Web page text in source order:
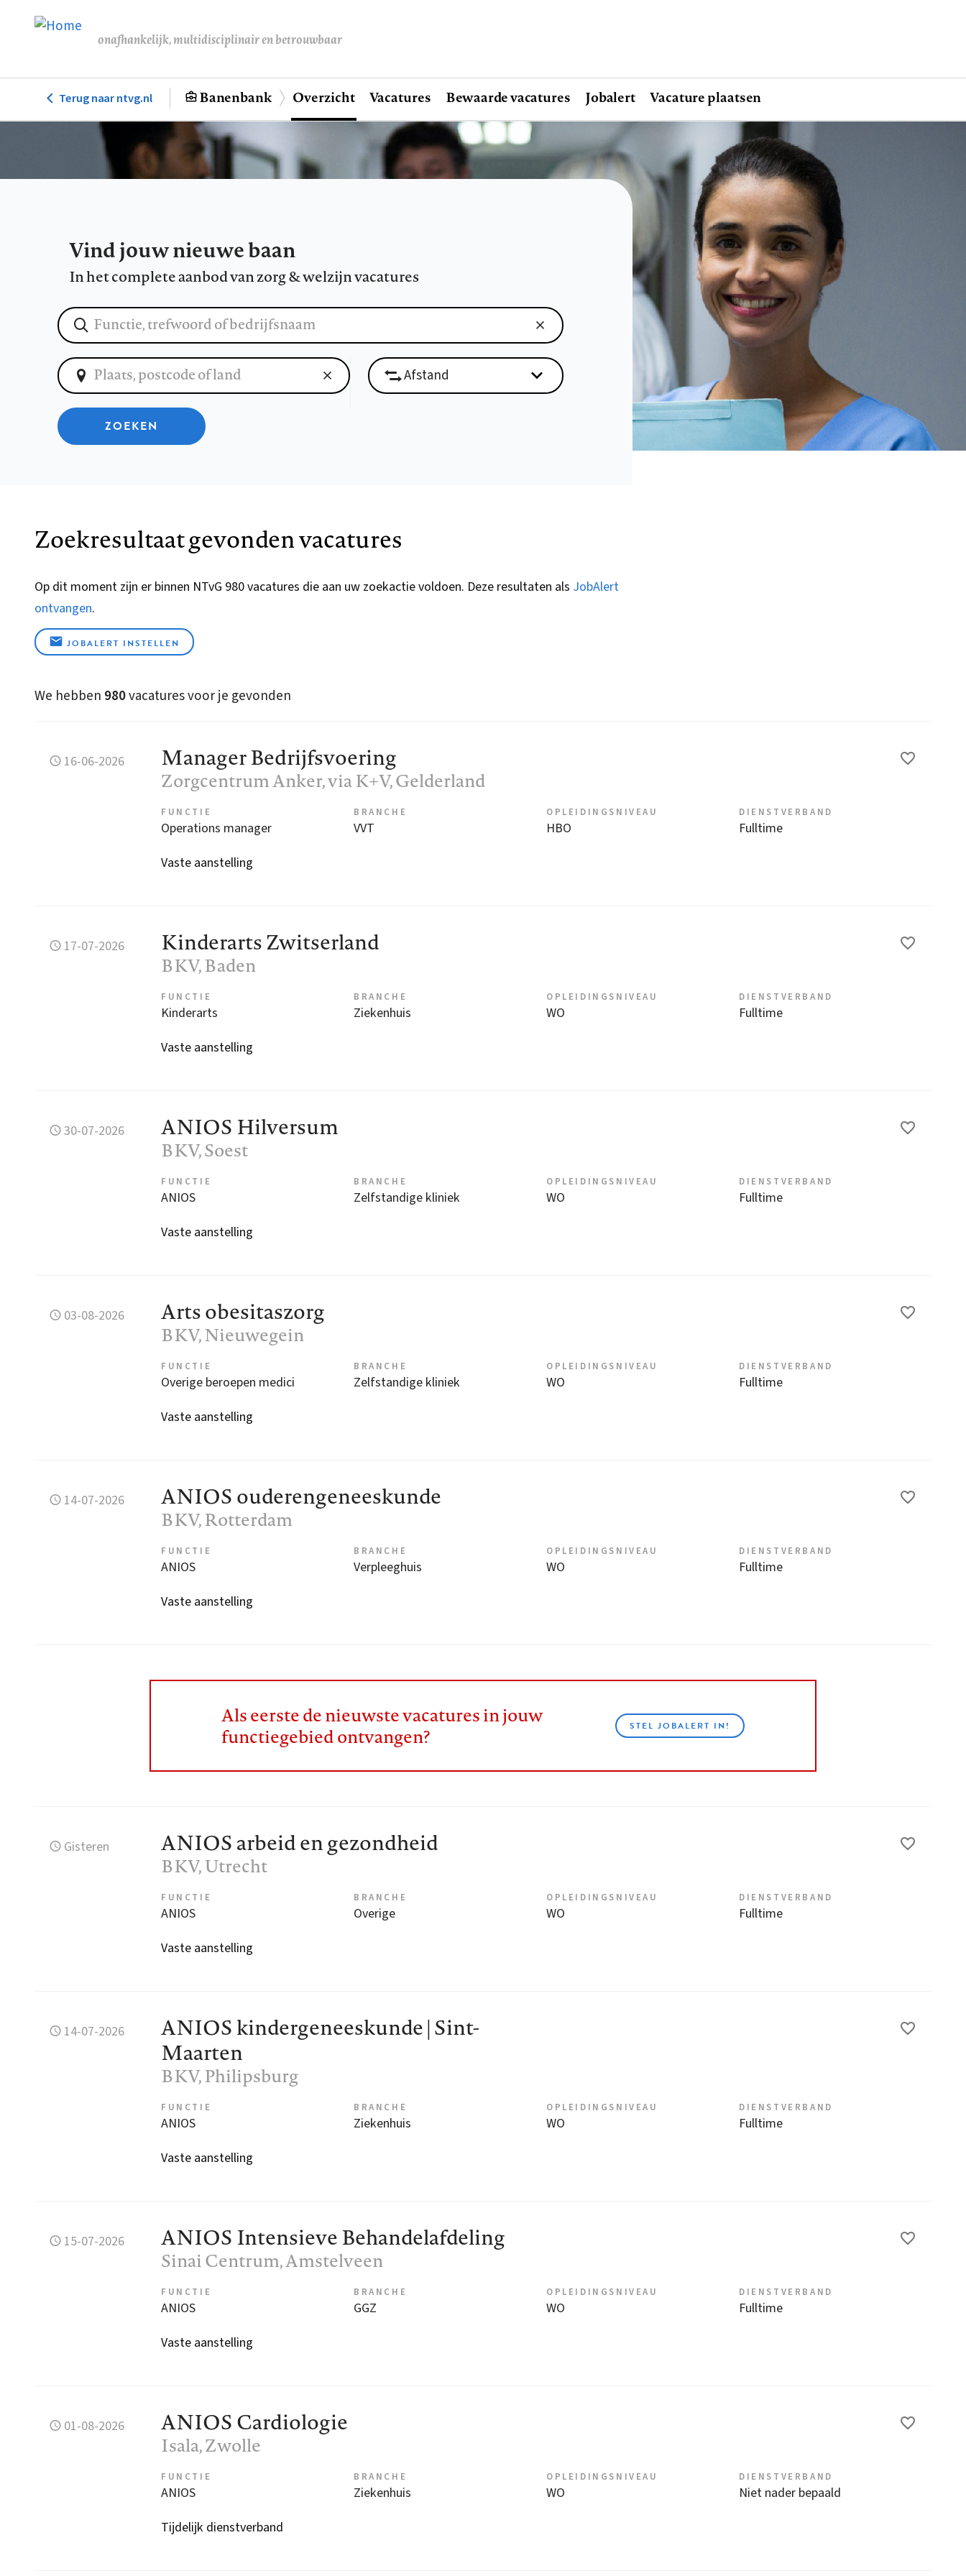
de
onafhankelijk, multidisciplinair en betrouwbaar
Hoofdnavigatie
Terug naar ntvg.nl Banenbank Overzicht Vacatures Bewaarde vacatures Jobalert Vacature plaatsen
Vind jouw nieuwe baan
In het complete aanbod van zorg & welzijn vacatures
ZOEKEN
Zoekresultaat gevonden vacatures
Op dit moment zijn er binnen NTvG 980 vacatures die aan uw zoekactie voldoen. Deze resultaten als JobAlert
ontvangen.
JOBALERT INSTELLEN
We hebben 980vacatures voor je gevonden
16-06-2026 Manager Bedrijfsvoering
Zorgcentrum Anker, via K+V, Gelderland
FUNCTIE
Operations manager
BRANCHE
VVT
OPLEIDINGSNIVEAU
HBO
DIENSTVERBAND
Fulltime
Vaste aanstelling
17-07-2026 Kinderarts Zwitserland
BKV, Baden
FUNCTIE
Kinderarts
BRANCHE
Ziekenhuis
OPLEIDINGSNIVEAU
WO
DIENSTVERBAND
Fulltime
Vaste aanstelling
30-07-2026 ANIOS Hilversum
BKV, Soest
FUNCTIE
ANIOS
BRANCHE
Zelfstandige kliniek
OPLEIDINGSNIVEAU
WO
DIENSTVERBAND
Fulltime
Vaste aanstelling
03-08-2026 Arts obesitaszorg
BKV, Nieuwegein
FUNCTIE
Overige beroepen medici
BRANCHE
Zelfstandige kliniek
OPLEIDINGSNIVEAU
WO
DIENSTVERBAND
Fulltime
Vaste aanstelling
14-07-2026 ANIOS ouderengeneeskunde
BKV, Rotterdam
FUNCTIE
ANIOS
BRANCHE
Verpleeghuis
OPLEIDINGSNIVEAU
WO
DIENSTVERBAND
Fulltime
Vaste aanstelling
Als eerste de nieuwste vacatures in jouw
functiegebied ontvangen?
STEL JOBALERT IN!
Gisteren ANIOS arbeid en gezondheid
BKV, Utrecht
FUNCTIE
ANIOS
BRANCHE
Overige
OPLEIDINGSNIVEAU
WO
DIENSTVERBAND
Fulltime
Vaste aanstelling
14-07-2026
ANIOS kindergeneeskunde | Sint-
Maarten
BKV, Philipsburg
FUNCTIE
ANIOS
BRANCHE
Ziekenhuis
OPLEIDINGSNIVEAU
WO
DIENSTVERBAND
Fulltime
Vaste aanstelling
15-07-2026 ANIOS Intensieve Behandelafdeling
Sinai Centrum, Amstelveen
FUNCTIE
ANIOS
BRANCHE
GGZ
OPLEIDINGSNIVEAU
WO
DIENSTVERBAND
Fulltime
Vaste aanstelling
01-08-2026 ANIOS Cardiologie
Isala, Zwolle
FUNCTIE
ANIOS
BRANCHE
Ziekenhuis
OPLEIDINGSNIVEAU
WO
DIENSTVERBAND
Niet nader bepaald
Tijdelijk dienstverband